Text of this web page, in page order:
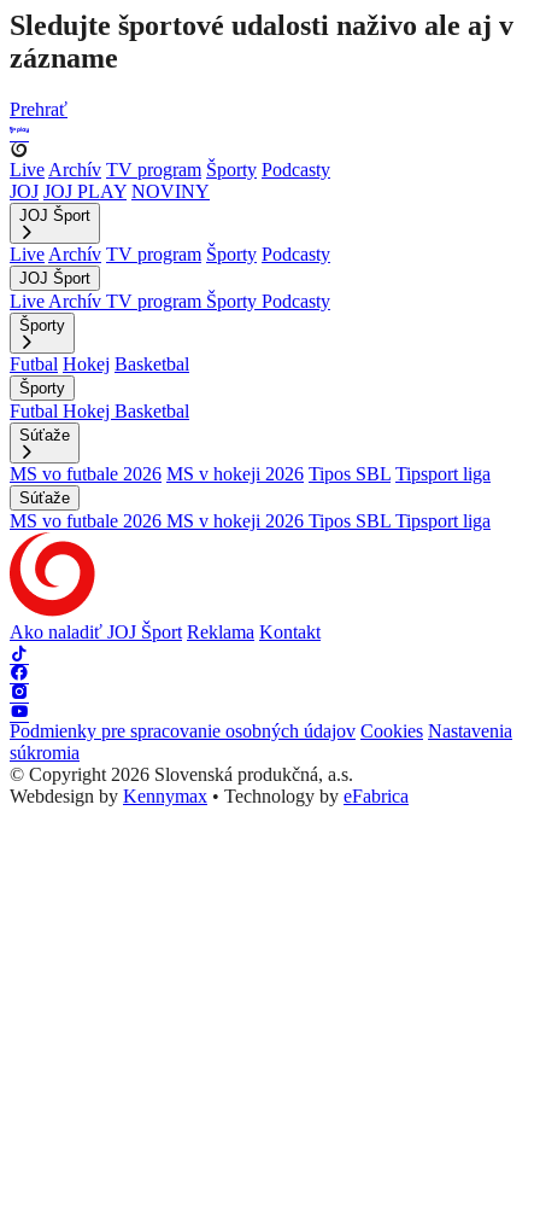
Sledujte športové udalosti naživo ale aj v
zázname
Prehrať
Live Archív TV program Športy Podcasty
JOJ JOJ PLAY NOVINY
JOJ Šport
Live Archív TV program Športy Podcasty
JOJ Šport
Live Archív TV program Športy Podcasty
Športy
Futbal Hokej Basketbal
Športy
Futbal Hokej Basketbal
Súťaže
MS vo futbale 2026 MS v hokeji 2026 Tipos SBL Tipsport liga
Súťaže
MS vo futbale 2026 MS v hokeji 2026 Tipos SBL Tipsport liga
Ako naladiť JOJ Šport Reklama Kontakt
Podmienky pre spracovanie osobných údajov Cookies Nastavenia
súkromia
© Copyright 2026 Slovenská produkčná, a.s.
Webdesign by Kennymax • Technology by eFabrica